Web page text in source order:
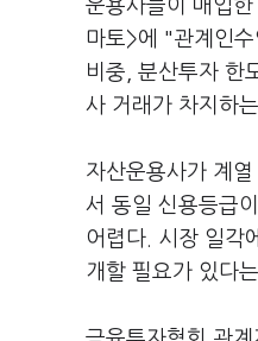
운용사들이 매입
마토>에 "관계인
비중, 분산투자 한
사 거래가 차지하
자산운용사가 계
서 동일 신용등급
어렵다. 시장 일각
개할 필요가 있다